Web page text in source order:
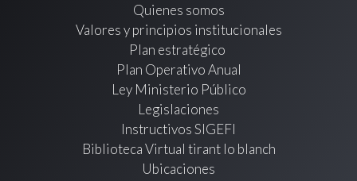
Quienes somos
Valores y principios institucionales
Plan estratégico
Plan Operativo Anual
Ley Ministerio Público
Legislaciones
Instructivos SIGEFI
Biblioteca Virtual tirant lo blanch
Ubicaciones